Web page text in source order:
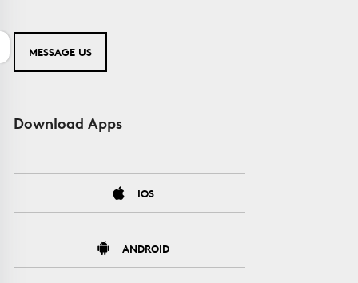
MESSAGE US
Download Apps
IOS
ANDROID